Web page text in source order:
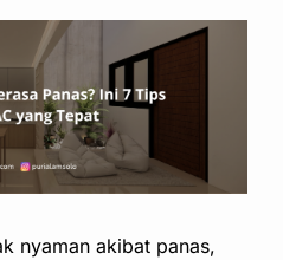
nyaman akibat panas,